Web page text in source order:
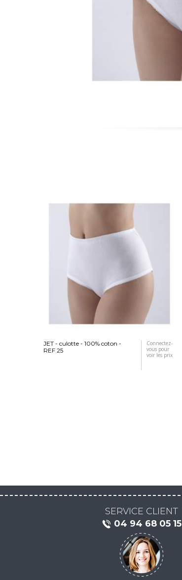
JET - culotte - 100% coton -
REF 25
Connectez-
vous pour
voir les prix
SERVICE CLIENT
04 94 68 05 15